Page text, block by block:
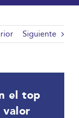
Siguiente
el top
valor